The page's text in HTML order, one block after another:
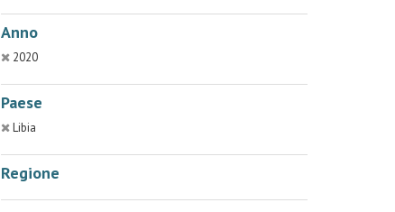
Anno
2020
Paese
Libia
Regione